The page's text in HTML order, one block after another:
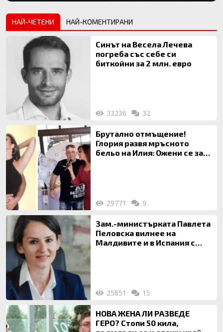
НАЙ-ЧЕТЕНИ НАЙ-КОМЕНТИРАНИ
Синът на Весела Лечева
погреба със себе си
биткойни за 2 млн. евро
33236 32
Брутално отмъщение!
Глория развя мръсното
бельо на Илия: Ожени се за
29771 9
Зам.-министърката Павлета
Пеловска вилнее на
Малдивите и в Испания с
25851 15
НОВА ЖЕНА ЛИ РАЗВЕДЕ
ГЕРО? Стопи 50 кила,